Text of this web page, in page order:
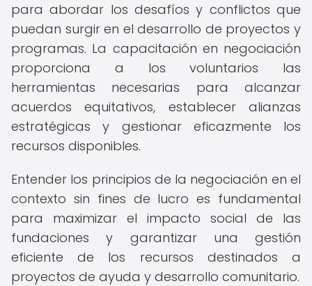
para abordar los desafíos y conflictos que
puedan surgir en el desarrollo de proyectos y
programas. La capacitación en negociación
proporciona a los voluntarios las
herramientas necesarias para alcanzar
acuerdos equitativos, establecer alianzas
estratégicas y gestionar eficazmente los
recursos disponibles.
Entender los principios de la negociación en el
contexto sin fines de lucro es fundamental
para maximizar el impacto social de las
fundaciones y garantizar una gestión
eficiente de los recursos destinados a
proyectos de ayuda y desarrollo comunitario.